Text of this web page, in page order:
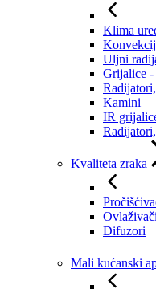
Klima
Uljni
Grijalice -
Kamini
IR
Kvaliteta zraka
Difuzori
Mali kućanski